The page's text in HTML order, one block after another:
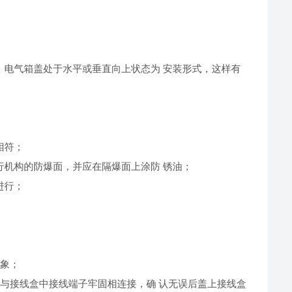
气箱盖处于水平或垂直向上状态为 安装形式，这样有
；
构的防爆面，并应在隔爆面上涂防 锈油；
；
；
接线盒中接线端子牢固相连接，确 认无误后盖上接线盒